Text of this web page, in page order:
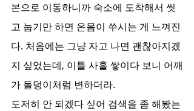
본으로 이동하니까 숙소에 도착해서 씻
고 눕기만 하면 온몸이 쑤시는 게 느껴진
다. 처음에는 그냥 자고 나면 괜찮아지겠
지 싶었는데, 이틀 사흘 쌓이다 보니 어깨
가 돌덩이처럼 변하더라.
도저히 안 되겠다 싶어 검색을 좀 해봤는